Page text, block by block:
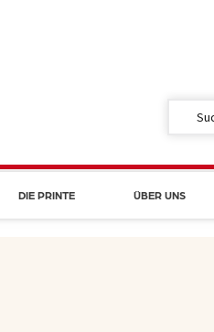
DIE PRINTE ÜBER UNS